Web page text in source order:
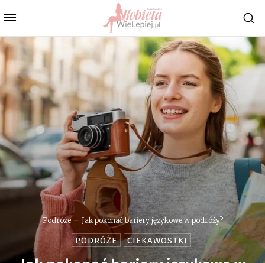
Podróże Jak pokonać bariery językowe w podróży?
PODRÓŻE CIEKAWOSTKI